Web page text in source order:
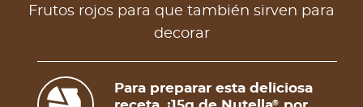
Frutos rojos para que también sirven para
decorar
Para preparar esta deliciosa
®